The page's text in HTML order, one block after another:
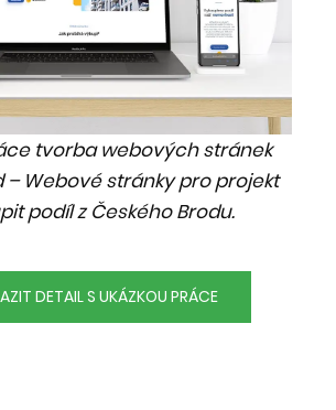
tvorba webových stránek
– Webové stránky pro projekt
podíl z Českého Brodu.
DETAIL S UKÁZKOU PRÁCE